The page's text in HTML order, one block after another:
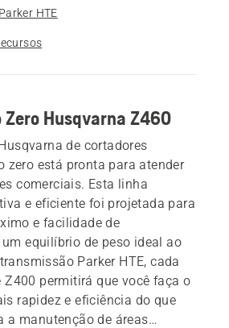
HTE
Zero Husqvarna Z460
de cortadores
zero está pronta para atender
comerciais. Esta linha
e eficiente foi projetada para
e facilidade de
equilíbrio de peso ideal ao
Parker HTE, cada
Z400 permitirá que você faça o
rapidez e eficiência do que
a manutenção de áreas